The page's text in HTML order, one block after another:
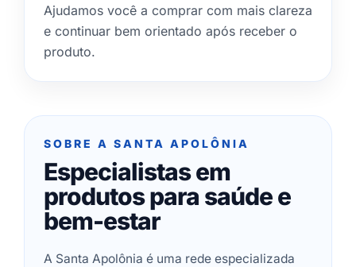
Ajudamos você a comprar com mais clareza
e continuar bem orientado após receber o
produto.
SOBRE A SANTA APOLÔNIA
Especialistas em
produtos para saúde e
bem-estar
A Santa Apolônia é uma rede especializada